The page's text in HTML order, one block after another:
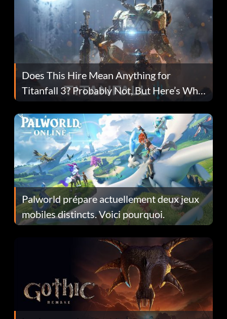
Does This Hire Mean Anything for
Titanfall 3? Probably Not, But Here’s Why
Fans Are Hopeful
Palworld prépare actuellement deux jeux
mobiles distincts. Voici pourquoi.